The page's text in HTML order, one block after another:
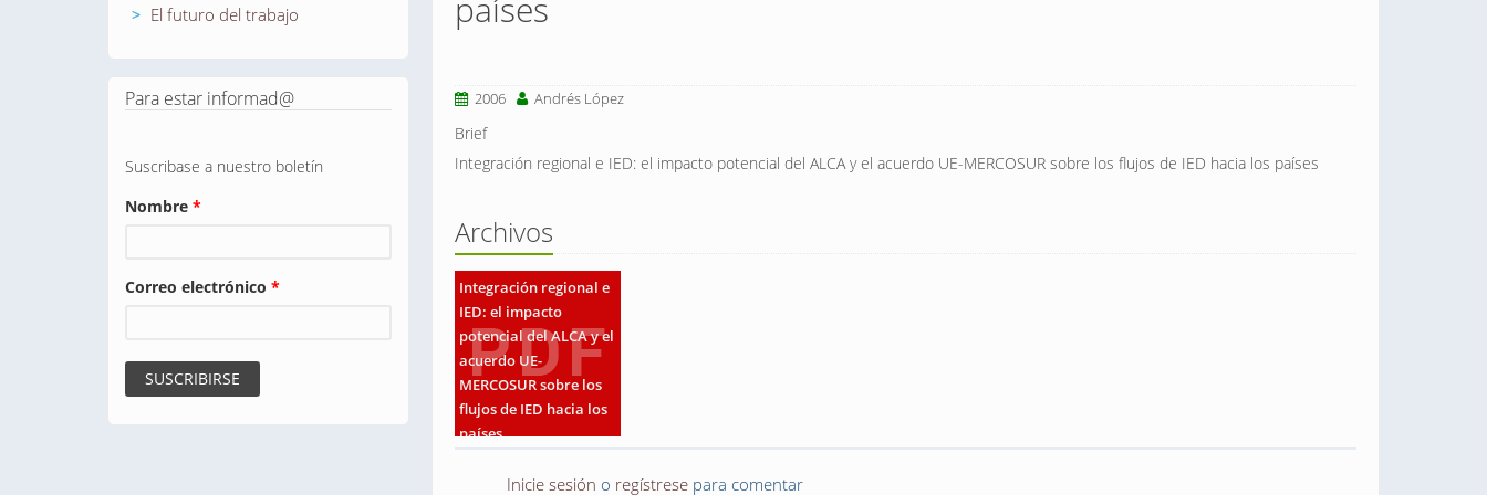
El futuro del trabajo
Para estar informad@
Suscribase a nuestro boletín
Nombre *
Correo electrónico *
países
2006 Andrés López
Brief
Integración regional e IED: el impacto potencial del ALCA y el acuerdo UE-MERCOSUR sobre los flujos de IED hacia los países
Archivos
Integración regional e
IED: el impacto
potencial del ALCA y el
acuerdo UE-
MERCOSUR sobre los
flujos de IED hacia los
países
Inicie sesión o regístrese para comentar